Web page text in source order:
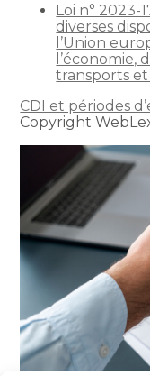
Loi n° 2023-
diverses
l’Union
l’économie,
transports
CDI et périodes
Copyright